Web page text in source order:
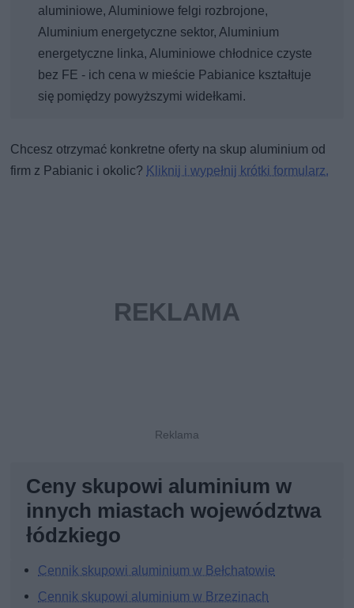
aluminiowe, Aluminiowe felgi rozbrojone,
Aluminium energetyczne sektor, Aluminium
energetyczne linka, Aluminiowe chłodnice czyste
bez FE - ich cena w mieście Pabianice kształtuje
się pomiędzy powyższymi widełkami.
Chcesz otrzymać konkretne oferty na skup aluminium od
firm z Pabianic i okolic? Kliknij i wypełnij krótki formularz.
Ceny skupowi aluminium w
innych miastach województwa
łódzkiego
Cennik skupowi aluminium w Bełchatowie
Cennik skupowi aluminium w Brzezinach